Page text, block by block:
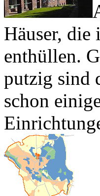
Häuser, die
enthüllen.
putzig sind
schon